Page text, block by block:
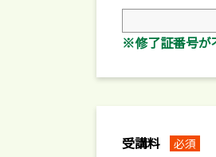
※修了証番号が
受講料 必須